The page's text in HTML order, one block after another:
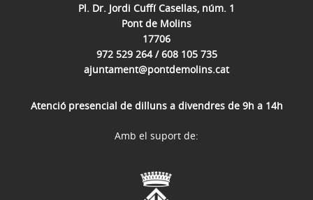
Pl. Dr. Jordi Cuffí Casellas, núm. 1
Pont de Molins
17706
972 529 264 / 608 105 735
ajuntament@pontdemolins.cat
Atenció presencial de dilluns a divendres de 9h a 14h
Amb el suport de: